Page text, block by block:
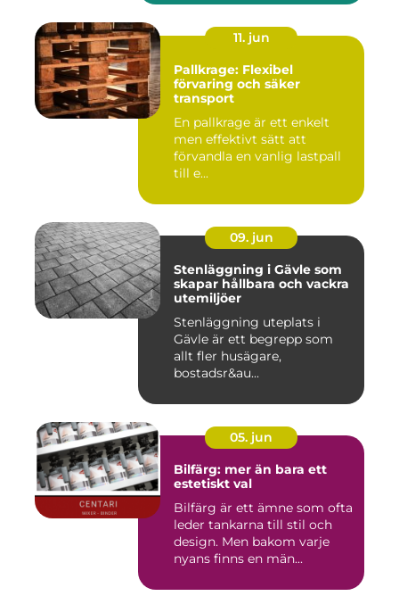
11. jun
Pallkrage: Flexibel
förvaring och säker
transport
En pallkrage är ett enkelt
men effektivt sätt att
förvandla en vanlig lastpall
till e...
09. jun
Stenläggning i Gävle som
skapar hållbara och vackra
utemiljöer
Stenläggning uteplats i
Gävle är ett begrepp som
allt fler husägare,
bostadsr&au...
05. jun
Bilfärg: mer än bara ett
estetiskt val
Bilfärg är ett ämne som ofta
leder tankarna till stil och
design. Men bakom varje
nyans finns en män...